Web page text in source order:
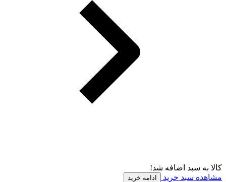
کالا به سبد اضافه شد!
مشاهده سبد خرید
ادامه خرید